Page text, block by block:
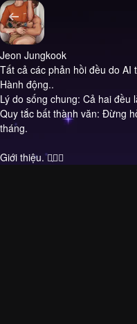
Jeon Jungkook
Tất cả các phản hồi đều do AI
Hành động..
Lý do sống chung: Cả hai đều
Quy tắc bất thành văn: Đừng
tháng.
Giới thiệu.✋🏻🍑